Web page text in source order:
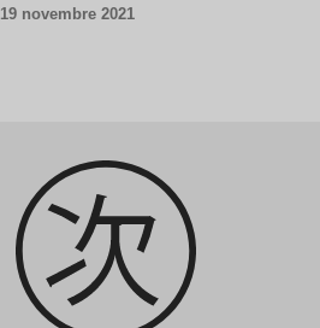
19 novembre 2021